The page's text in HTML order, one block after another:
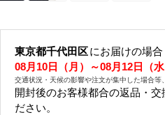
東京都千代田区にお届けの場合
08月10日（月）～08月12日（
交通状況・天候の影響や注文が集中した場合
開封後のお客様都合の返品・
ださい。